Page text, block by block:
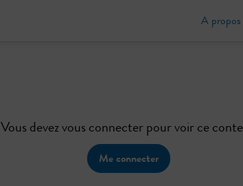
A propos
Vous devez vous connecter pour voir ce
Me connecter